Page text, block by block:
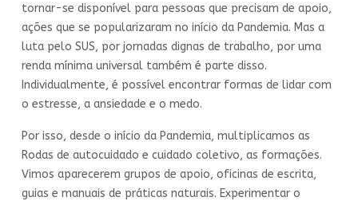
tornar-se disponível para pessoas que precisam de apoio,
ações que se popularizaram no início da Pandemia. Mas a
luta pelo SUS, por jornadas dignas de trabalho, por uma
renda mínima universal também é parte disso.
Individualmente, é possível encontrar formas de lidar com
o estresse, a ansiedade e o medo.
Por isso, desde o início da Pandemia, multiplicamos as
Rodas de autocuidado e cuidado coletivo, as formações.
Vimos aparecerem grupos de apoio, oficinas de escrita,
guias e manuais de práticas naturais. Experimentar o